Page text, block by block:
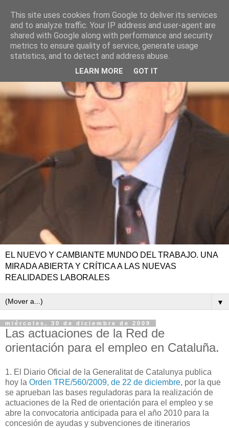
EL NUEVO Y CAMBIANTE MUNDO DEL TRABAJO. UNA
MIRADA ABIERTA Y CRÍTICA A LAS NUEVAS
REALIDADES LABORALES
▼
miércoles, 30 de diciembre de 2009
Las actuaciones de la Red de
orientación para el empleo en Cataluña.
1. El Diario Oficial de la Generalitat de Catalunya publica
hoy la Orden TRE/560/2009, de 22 de diciembre, por la que
se aprueban las bases reguladoras para la realización de
actuaciones de la Red de orientación para el empleo y se
abre la convocatoria anticipada para el año 2010 para la
concesión de ayudas y subvenciones de itinerarios
This site uses cookies from Google to deliver its services
and to analyze traffic. Your IP address and user-agent are
shared with Google along with performance and security
metrics to ensure quality of service, generate usage
statistics, and to detect and address abuse.
LEARN MORE GOT IT